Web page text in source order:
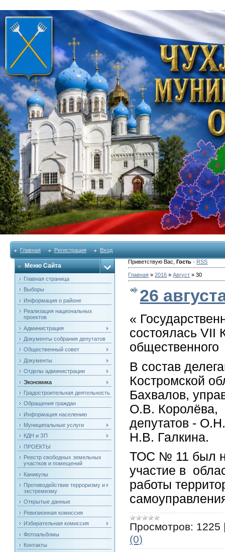
Главная Регистрация Вход
Меню Сайта
Главная страница
Выборы
Информация о районе
Реализация национальных
проектов
Администрация
Документы собрания депутатов
Общественный совет
Документы
Отделы администрации
Экономика
Градостроительная деятельность
Обращения граждан
Информация населению
Муниципальные услуги
КДН и ЗП
ПРОЕКТЫ
Реестр свободных земельных
участков и помещений
Каникулы
Противодействие терроризму и
экстремизму
Открытые данные
Ревизионная комиссия
Избирательная комиссия
Фотоальбомы
Контакты
Приветствую Вас ,Гость · RSS
Главная »2016 » Август » 30
26
«
состоялась VII
В состав
Костромской
Бахвалов,
О.В. Королёва,
депутатов -
Н.В. Галкина.
ТОС № 11 был
участие в
работы
Просмотров: 1225
(0)